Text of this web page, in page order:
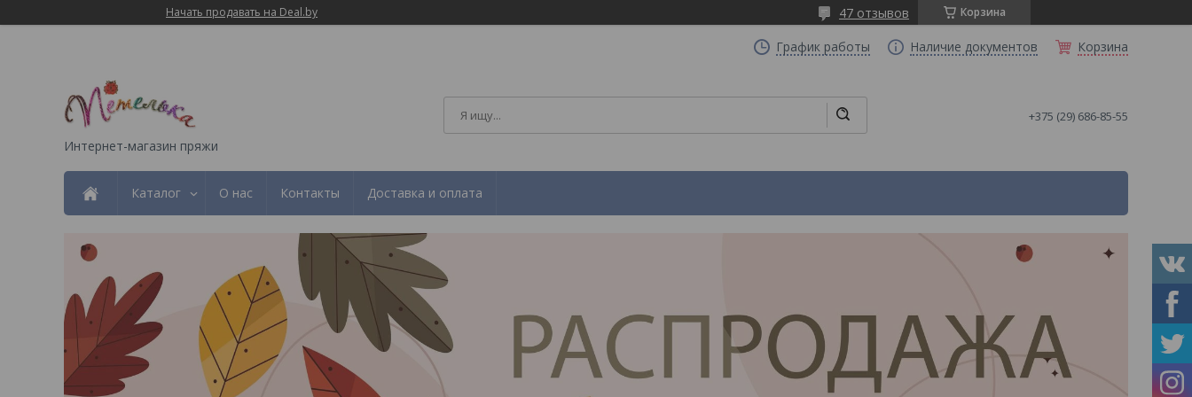
Начать продавать на Deal.by Корзина
47 отзывов
График работы Наличие документов Корзина
Интернет-магазин пряжи
+375 (29) 686-85-55
Каталог О нас Контакты Доставка и оплата